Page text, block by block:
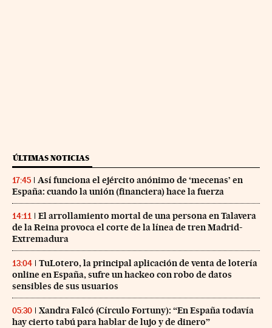
ÚLTIMAS NOTICIAS
17:45
Así funciona el ejército anónimo de ‘mecenas’ en
España: cuando la unión (financiera) hace la fuerza
14:11
El arrollamiento mortal de una persona en Talavera
de la Reina provoca el corte de la línea de tren Madrid-
Extremadura
13:04
TuLotero, la principal aplicación de venta de lotería
online en España, sufre un hackeo con robo de datos
sensibles de sus usuarios
05:30
Xandra Falcó (Círculo Fortuny): “En España todavía
hay cierto tabú para hablar de lujo y de dinero”